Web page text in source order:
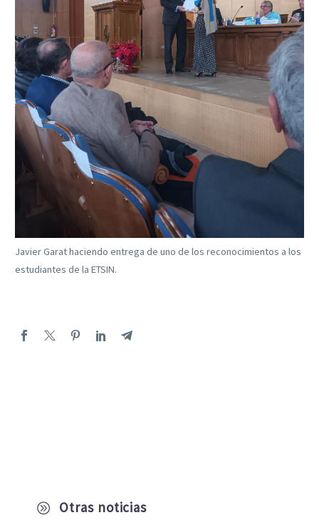
A Otras noticias
Javier Garat haciendo entrega de uno de los reconocimientos a los
estudiantes de la ETSIN.